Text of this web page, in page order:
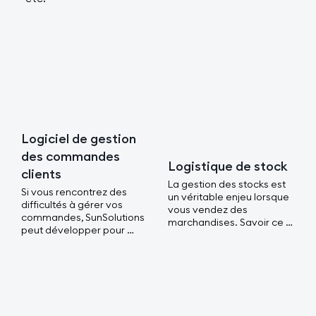
Logistique de stock
La gestion des stocks est
un véritable enjeu lorsque
vous vendez des
marchandises. Savoir ce
Logiciel de gestion
des commandes
clients
Si vous rencontrez des
difficultés à gérer vos
commandes, SunSolutions
peut développer pour